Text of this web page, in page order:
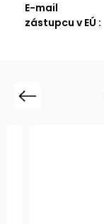
E-mail
zástupcu v EÚ :
Previous